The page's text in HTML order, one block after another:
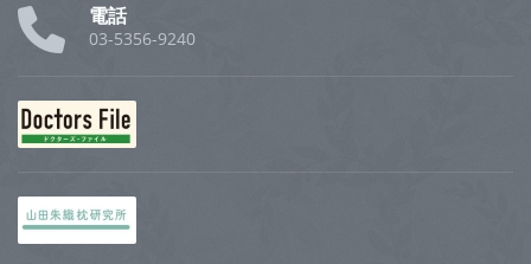
電話
03-5356-9240